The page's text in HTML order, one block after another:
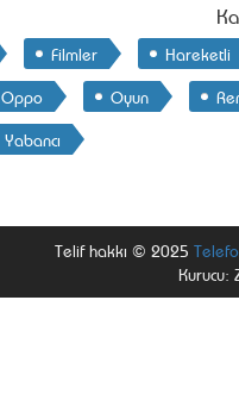
Filmler Hareketli
Oppo Oyun
Yabancı
Telif hakkı © 2025
Kurucu: